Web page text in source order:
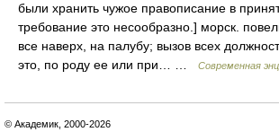
были хранить чужое правописание в
требование это несообразно.] морск.
все наверх, на палубу; вызов всех
это, по роду ее или при… …
Современная
© Академик, 2000-2026